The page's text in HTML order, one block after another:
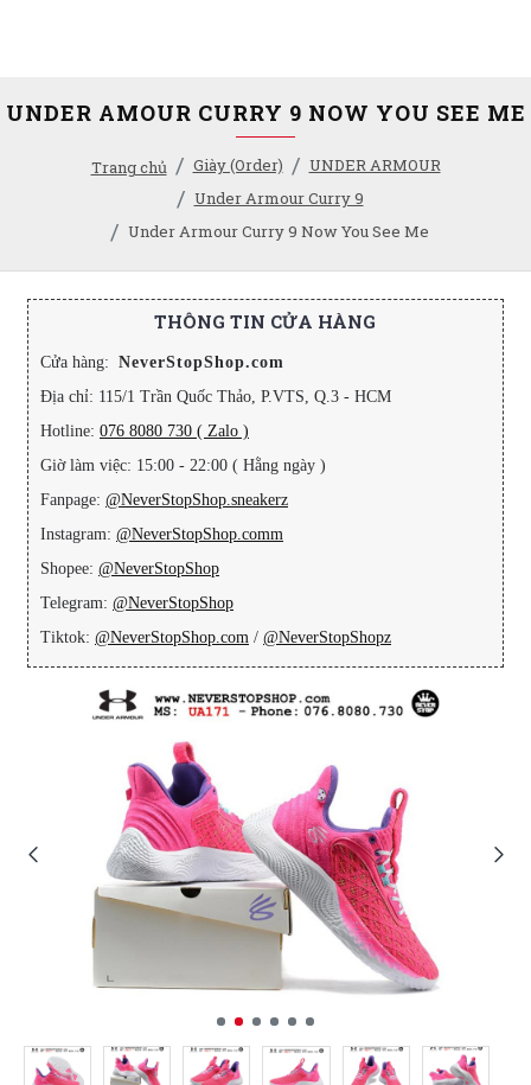
Trang chủ Giày (Order)
UNDER ARMOUR
Under Armour Curry 9
Under Armour Curry 9 Now You See Me
UNDER AMOUR CURRY 9 NOW YOU SEE ME
THÔNG TIN CỬA HÀNG
Cửa hàng: NeverStopShop.com
Địa chỉ: 115/1 Trần Quốc Thảo, P.VTS, Q.3 - HCM
Hotline: 076 8080 730 ( Zalo )
Giờ làm việc: 15:00 - 22:00 ( Hằng ngày )
Fanpage: @NeverStopShop.sneakerz
Instagram: @NeverStopShop.comm
Shopee: @NeverStopShop
Telegram: @NeverStopShop
Tiktok: @NeverStopShop.com / @NeverStopShopz